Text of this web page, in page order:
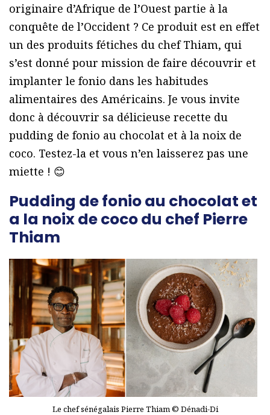
originaire d’Afrique de l’Ouest partie à la
conquête de l’Occident ? Ce produit est en effet
un des produits fétiches du chef Thiam, qui
s’est donné pour mission de faire découvrir et
implanter le fonio dans les habitudes
alimentaires des Américains. Je vous invite
donc à découvrir sa délicieuse recette du
pudding de fonio au chocolat et à la noix de
coco. Testez-la et vous n’en laisserez pas une
miette ! 😊
Pudding de fonio au chocolat et
a la noix de coco du chef Pierre
Thiam
Le chef sénégalais Pierre Thiam © Dénadi-Di